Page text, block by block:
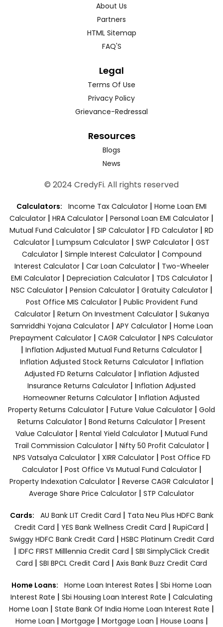
About Us
Partners
HTML Sitemap
FAQ'S
Legal
Terms Of Use
Privacy Policy
Grievance-Redressal
Resources
Blogs
News
© 2024 CredyFi. All rights reserved
Calculators: Income Tax Calculator | Home Loan EMI
Calculator | HRA Calculator | Personal Loan EMI Calculator |
Mutual Fund Calculator | SIP Calculator | FD Calculator | RD
Calculator | Lumpsum Calculator | SWP Calculator | GST
Calculator| Simple Interest Calculator| Compound
Interest Calculator| Car Loan Calculator| Two-Wheeler
EMI Calculator| Depreciation Calculator| TDS Calculator|
NSC Calculator| Pension Calculator| Gratuity Calculator|
Post Office MIS Calculator| Public Provident Fund
Calculator| Return On Investment Calculator| Sukanya
Samriddhi Yojana Calculator| APY Calculator| Home Loan
Prepayment Calculator | CAGR Calculator | NPS Calculator
| Inflation Adjusted Mutual Fund Returns Calculator |
Inflation Adjusted Stock Returns Calculator| Inflation
Adjusted FD Returns Calculator| Inflation Adjusted
Insurance Returns Calculator | Inflation Adjusted
Homeowner Returns Calculator | Inflation Adjusted
Property Returns Calculator | Future Value Calculator | Gold
Returns Calculator | Bond Returns Calculator | Present
Value Calculator | Rental Yield Calculator | Mutual Fund
Trail Commission Calculator| Nifty 50 Profit Calculator|
NPS Vatsalya Calculator| XIRR Calculator| Post Office FD
Calculator| Post Office Vs Mutual Fund Calculator|
Property Indexation Calculator | Reverse CAGR Calculator |
Average Share Price Calculator | STP Calculator
Cards: AU Bank LIT Credit Card | Tata Neu Plus HDFC Bank
Credit Card | YES Bank Wellness Credit Card | RupiCard |
Swiggy HDFC Bank Credit Card | HSBC Platinum Credit Card
| IDFC FIRST Milllennia Credit Card | SBI SimplyClick Credit
Card | SBI BPCL Credit Card | Axis Bank Buzz Credit Card
Home Loans: Home Loan Interest Rates | Sbi Home Loan
Interest Rate | Sbi Housing Loan Interest Rate | Calculating
Home Loan | State Bank Of India Home Loan Interest Rate |
Home Loan | Mortgage | Mortgage Loan | House Loans |